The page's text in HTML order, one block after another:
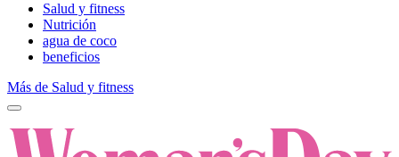
Salud y fitness
Nutrición
agua de coco
beneficios
Más de Salud y fitness